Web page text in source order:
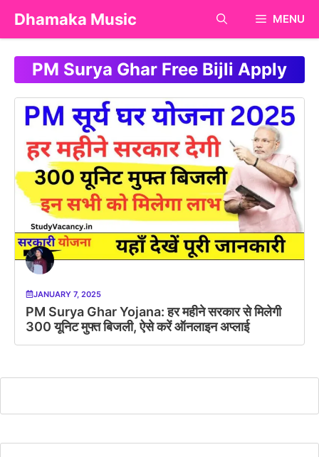
Skip
content
Dhamaka Music MENU
PM Surya Ghar Free Bijli Apply
JANUARY 7, 2025
PM Surya Ghar Yojana: हर महीने सरकार से मिलेगी
300 यूनिट मुफ्त बिजली, ऐसे करें ऑनलाइन अप्लाई